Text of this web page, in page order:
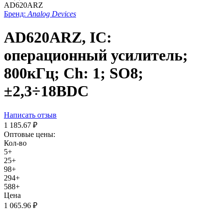
AD620ARZ
Бренд: Analog Devices
AD620ARZ, IC:
операционный усилитель;
800кГц; Ch: 1; SO8;
±2,3÷18ВDC
Написать отзыв
1 185.67 ₽
Оптовые цены:
Кол-во
5+
25+
98+
294+
588+
Цена
1 065.96 ₽